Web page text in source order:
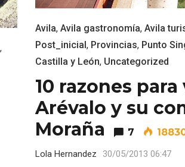
,
Avila, Avila gastronomía, Avila
Post_inicial , Provincias, Punto
Castilla y León, Uncategorized
10 razones
Arévalo y su
Moraña
7
Lola Hernandez 30/05/2013 06:47